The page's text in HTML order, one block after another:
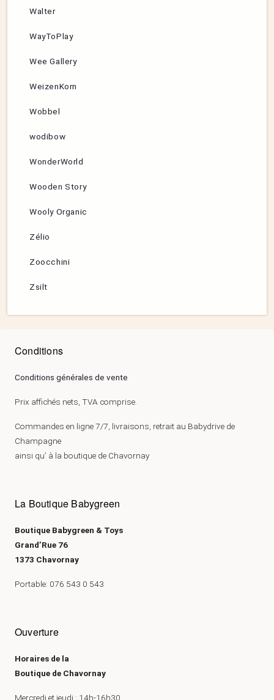
Walter
WayToPlay
Wee Gallery
WeizenKorn
Wobbel
wodibow
WonderWorld
Wooden Story
Wooly Organic
Zélio
Zoocchini
Zsilt
Conditions
Conditions générales de vente
Prix affichés nets, TVA comprise.
Commandes en ligne 7/7, livraisons, retrait au Babydrive de
Champagne
ainsi qu’ à la boutique de Chavornay
La Boutique Babygreen
Boutique Babygreen & Toys
Grand’Rue 76
1373 Chavornay
Portable: 076 543 0 543
Ouverture
Horaires de la
Boutique de Chavornay
Mercredi et jeudi : 14h-16h30